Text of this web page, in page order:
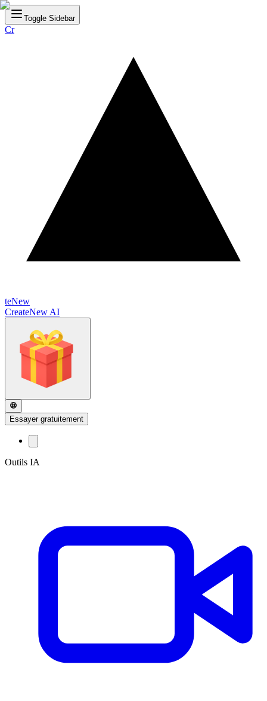
Toggle Sidebar
Cr
teNew
CreateNew AI
Essayer gratuitement
Outils IA